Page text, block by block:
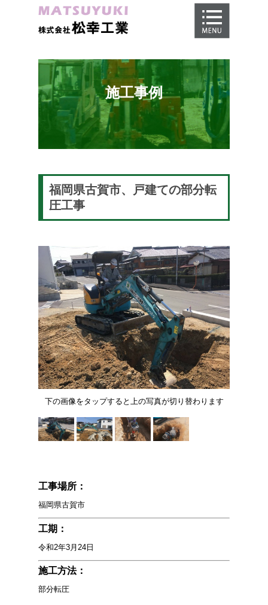
地盤改良工事
施工事例
福岡県古賀市、戸建ての部分転
圧工事
下の画像をタップすると上の写真が切り替わります
工事場所：
福岡県古賀市
工期：
令和2年3月24日
施工方法：
部分転圧